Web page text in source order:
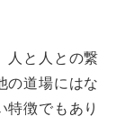
人と人との繋
の道場にはな
特徴でもあり